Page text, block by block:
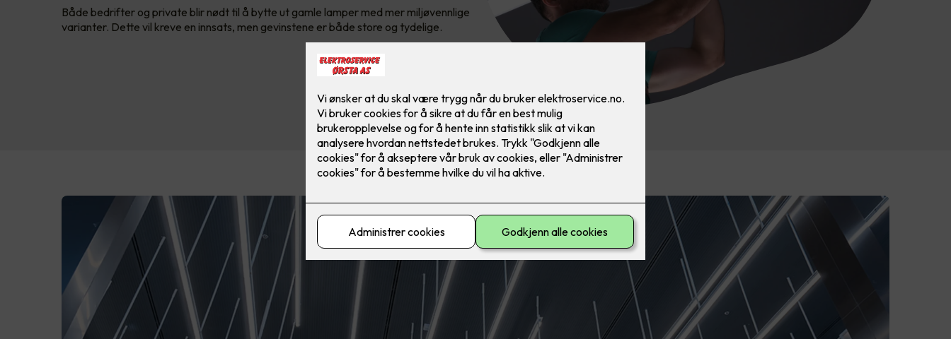
Både bedrifter og private blir nødt til å bytte ut gamle lamper med mer miljøvennlige
varianter. Dette vil kreve en innsats, men gevinstene er både store og tydelige.